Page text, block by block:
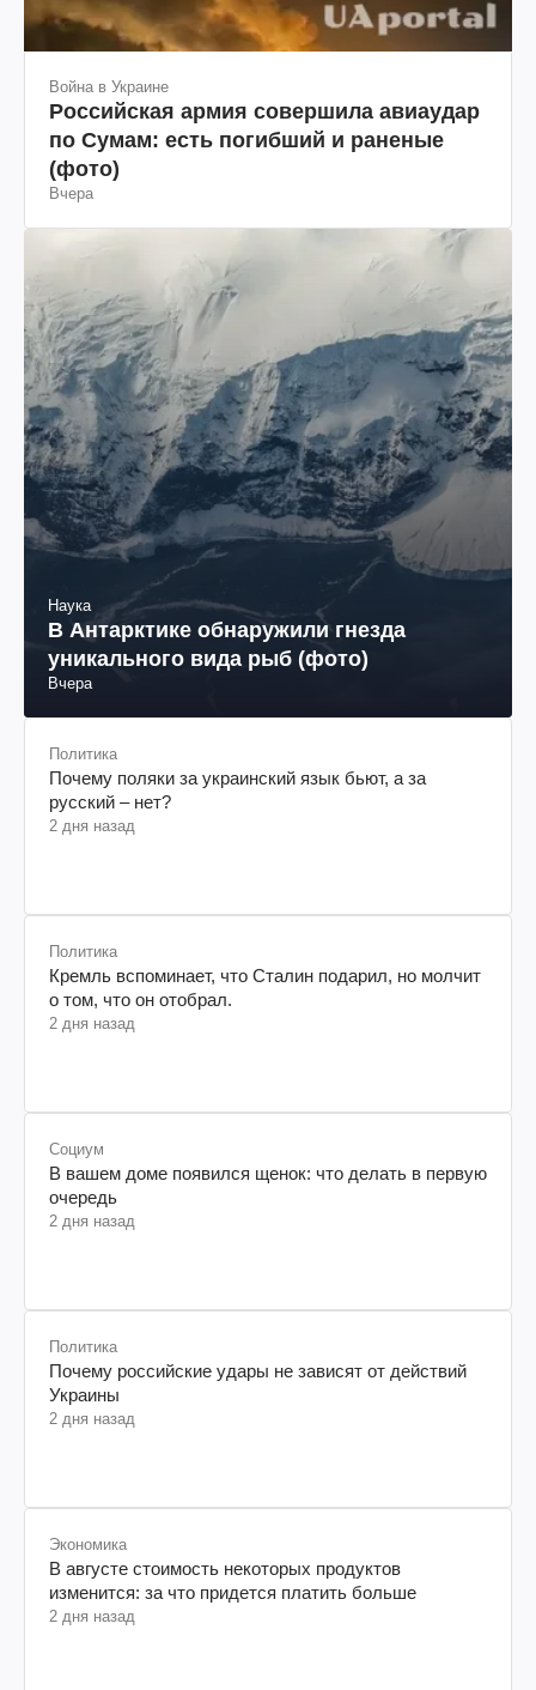
Война в Украине
Российская армия совершила авиаудар
по Сумам: есть погибший и раненые
(фото)
Наука
В Антарктике обнаружили гнезда
уникального вида рыб (фото)
Политика
Почему поляки за украинский язык бьют, а за
русский – нет?
Политика
Кремль вспоминает, что Сталин подарил, но молчит
о том, что он отобрал.
Социум
В вашем доме появился щенок: что делать в первую
очередь
Политика
Почему российские удары не зависят от действий
Украины
Экономика
В августе стоимость некоторых продуктов
изменится: за что придется платить больше